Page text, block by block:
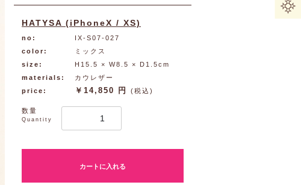
HATYSA (iPhoneX / XS)
no:
IX-S07-027
color:
ミックス
size:
H15.5 × W8.5 × D1.5cm
materials:
カウレザー
price:
￥14,850 円 (税込)
数量
Quantity
カートに入れる